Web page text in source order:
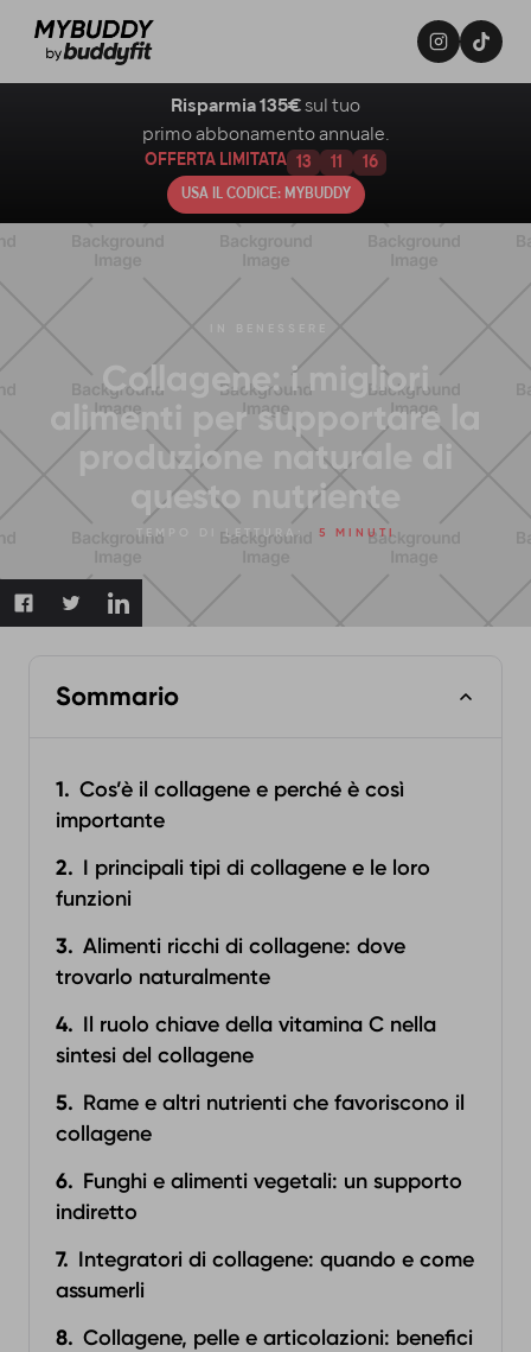
Collagene: i migliori
alimenti per supportare la
produzione naturale di
questo nutriente
TEMPO DI LETTURA: 5 MINUTI
Sommario
Cos’è il collagene e perché è così
importante
I principali tipi di collagene e le loro
funzioni
Alimenti ricchi di collagene: dove
trovarlo naturalmente
Il ruolo chiave della vitamina C nella
sintesi del collagene
Rame e altri nutrienti che favoriscono il
collagene
Funghi e alimenti vegetali: un supporto
indiretto
Integratori di collagene: quando e come
assumerli
Collagene, pelle e articolazioni: benefici
Risparmia 135€ sul tuo
primo abbonamento annuale.
OFFERTA LIMITATA 13 11 15
USA IL CODICE: MYBUDDY